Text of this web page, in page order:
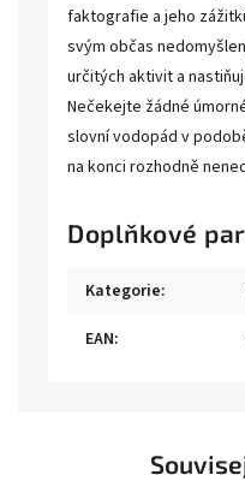
faktografie a jeho
svým občas
určitých aktivit a
Nečekejte žádné
slovní vodopád v
na konci rozhodně
Doplňkové
Kategorie:
EAN: